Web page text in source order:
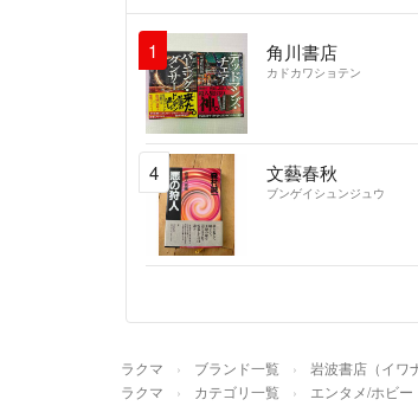
1 角川書店
カドカワショテン
4 文藝春秋
ブンゲイシュンジュウ
ラクマ ブランド一覧 岩波書店（イワ
ラクマ カテゴリ一覧 エンタメ/ホビー